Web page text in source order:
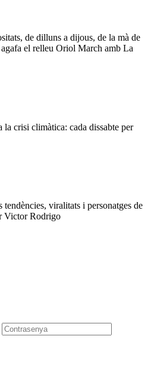
de dilluns a dijous, de la mà de
el relleu Oriol March amb La
crisi climàtica: cada dissabte per
viralitats i personatges de
Victor Rodrigo